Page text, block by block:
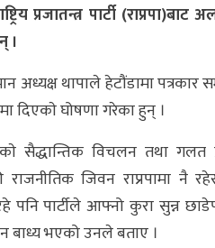
प्रजातन्त्र पार्टी
।
अध्यक्ष थापाले हेटौंडामा पत्रकार
दिएकाे घोषणा गरेका हुन् ।
सैद्धान्तिक विचलन तथा गलत
राजनीतिक जिवन राप्रपामा नै
पनि पार्टीले आफ्नो कुरा सुन्न
बाध्य भएको उनले बताए ।